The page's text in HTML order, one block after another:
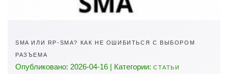
SMA ИЛИ RP-SMA? КАК НЕ ОШИБИТЬСЯ С ВЫБОРОМ
РАЗЪЕМА
Опубликовано: 2026-04-16 | Категории: СТАТЬИ